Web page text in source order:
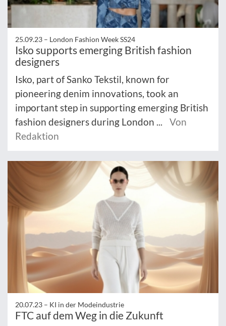
25.09.23 – London Fashion Week SS24
Isko supports emerging British fashion
designers
Isko, part of Sanko Tekstil, known for
pioneering denim innovations, took an
important step in supporting emerging British
fashion designers during London ...
Von
Redaktion
20.07.23 – KI in der Modeindustrie
FTC auf dem Weg in die Zukunft